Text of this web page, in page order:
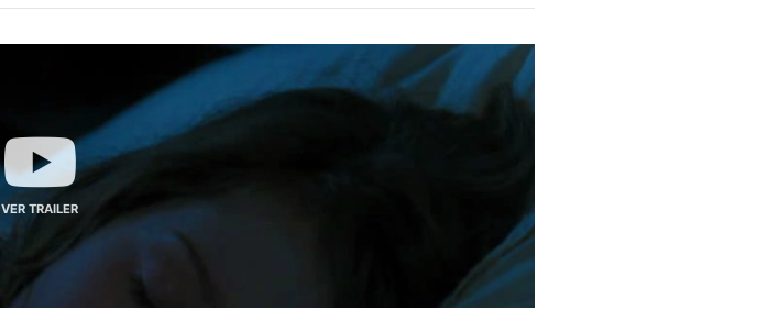
VER TRAILER